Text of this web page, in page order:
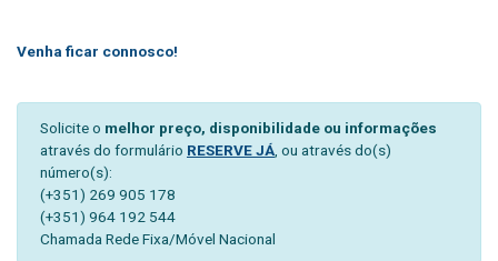
Venha ficar connosco!
Solicite o melhor preço, disponibilidade ou informações
através do formulário RESERVE JÁ , ou através do(s)
número(s):
(+351) 269 905 178
(+351) 964 192 544
Chamada Rede Fixa/Móvel Nacional